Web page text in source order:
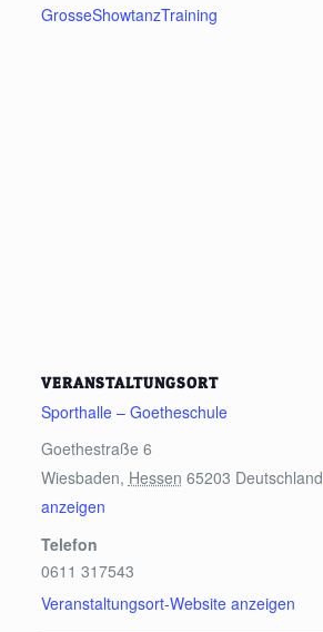
GrosseShowtanzTraining
VERANSTALTUNGSORT
Sporthalle – Goetheschule
Goethestraße 6
Wiesbaden, Hessen 65203 Deutschland
anzeigen
Telefon
0611 317543
Veranstaltungsort-Website anzeigen